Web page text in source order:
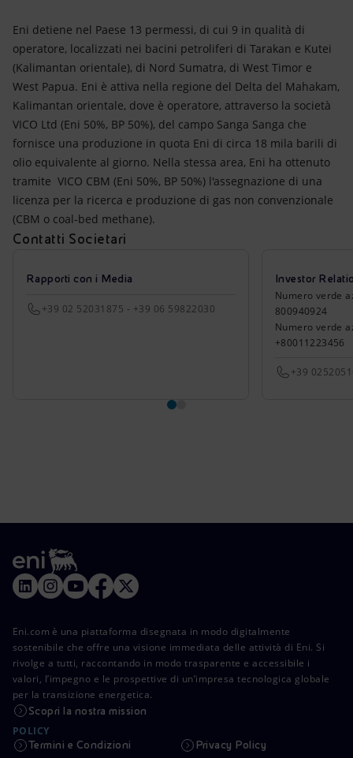
Eni detiene nel Paese 13 permessi, di cui 9 in qualità di
operatore, localizzati nei bacini petroliferi di Tarakan e Kutei
(Kalimantan orientale), di Nord Sumatra, di West Timor e
West Papua. Eni è attiva nella regione del Delta del Mahakam,
Kalimantan orientale, dove è operatore, attraverso la società
VICO Ltd (Eni 50%, BP 50%), del campo Sanga Sanga che
fornisce una produzione in quota Eni di circa 18 mila barili di
olio equivalente al giorno. Nella stessa area, Eni ha ottenuto
tramite VICO CBM (Eni 50%, BP 50%) l'assegnazione di una
licenza per la ricerca e produzione di gas non convenzionale
(CBM o coal-bed methane).
Contatti Societari
Rapporti con i Media
+39 02 52031875 - +39 06 59822030
Investor
Numero verde
800940924
Numero verde
+80011223456
+39
Eni.com è una piattaforma disegnata in modo digitalmente
sostenibile che offre una visione immediata delle attività di Eni. Si
rivolge a tutti, raccontando in modo trasparente e accessibile i
valori, l’impegno e le prospettive di un’impresa tecnologica globale
per la transizione energetica.
Scopri la nostra mission
POLICY
Termini e Condizioni Privacy Policy